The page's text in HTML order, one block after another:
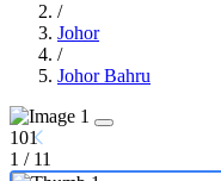
/
Johor
/
Johor Bahru
101
1 / 11